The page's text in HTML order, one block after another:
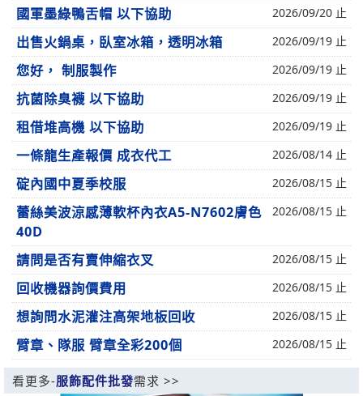
國軍墨綠鴨舌帽 以下協助 2026/09/20 止
出售火鍋桌，臥室冰箱，透明冰箱 2026/09/19 止
您好， 制服製作 2026/09/19 止
抗菌除臭襪 以下協助 2026/09/19 止
租借堆高機 以下協助 2026/09/19 止
一條龍生產報價 成衣代工 2026/08/14 止
碇內國中夏季校服 2026/08/15 止
蕾絲美波涼感薄軟杯內衣A5-N7602膚色
40D
2026/08/15 止
請問是否有賣伸縮衣叉 2026/08/15 止
回收機器詢價費用 2026/08/15 止
想詢問水泥灌注高架地板回收 2026/08/15 止
臂章、隊服 臂章全彩200個 2026/08/15 止
看更多-服飾配件批發需求 >>